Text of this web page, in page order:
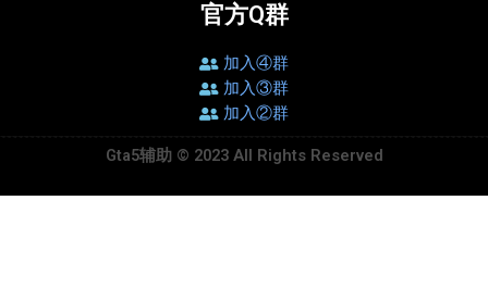
官方Q群
加入④群
加入③群
加入②群
Gta5辅助 © 2023 All Rights Reserved